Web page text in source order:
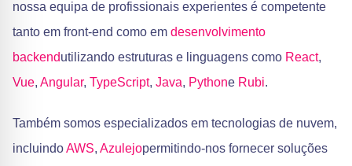
nossa equipa de profissionais experientes é competente
tanto em front-end como em desenvolvimento
backendutilizando estruturas e linguagens como React,
Vue, Angular, TypeScript, Java, Pythone Rubi.
Também somos especializados em tecnologias de nuvem,
incluindoAWS, Azulejopermitindo-nos fornecer soluções